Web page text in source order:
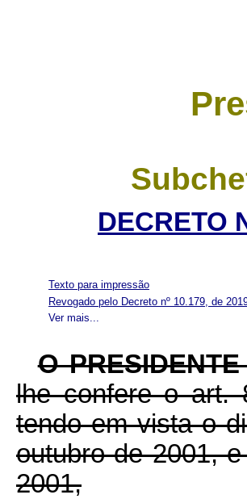
DECRETO
Texto para impressão
Ver mais...
Revogado pelo Decreto nº 10.179, de
O
lhe confere o art.
tendo em vista o
outubro de 2001,
2001,